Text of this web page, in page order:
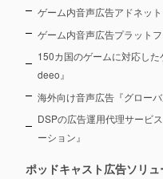
ゲーム内音声広告アドネッ
ゲーム内音声広告プラット
150カ国のゲームに対応し
deeo』
海外向け音声広告『グロー
DSPの広告運用代理サービ
ーション』
ポッドキャスト広告ソリ